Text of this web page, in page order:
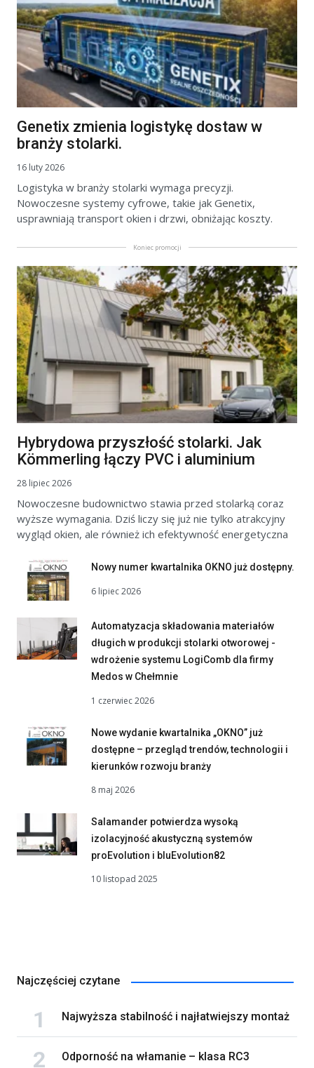
Genetix zmienia logistykę dostaw w
branży stolarki.
16 luty 2026
Logistyka w branży stolarki wymaga precyzji.
Nowoczesne systemy cyfrowe, takie jak Genetix,
usprawniają transport okien i drzwi, obniżając koszty.
Koniec promocji
Hybrydowa przyszłość stolarki. Jak
Kömmerling łączy PVC i aluminium
28 lipiec 2026
Nowoczesne budownictwo stawia przed stolarką coraz
wyższe wymagania. Dziś liczy się już nie tylko atrakcyjny
wygląd okien, ale również ich efektywność energetyczna
Nowy numer kwartalnika OKNO już dostępny.
6 lipiec 2026
Automatyzacja składowania materiałów
długich w produkcji stolarki otworowej -
wdrożenie systemu LogiComb dla firmy
Medos w Chełmnie
1 czerwiec 2026
Nowe wydanie kwartalnika „OKNO” już
dostępne – przegląd trendów, technologii i
kierunków rozwoju branży
8 maj 2026
Salamander potwierdza wysoką
izolacyjność akustyczną systemów
proEvolution i bluEvolution82
10 listopad 2025
Najczęściej czytane
Najwyższa stabilność i najłatwiejszy montaż
Odporność na włamanie – klasa RC3